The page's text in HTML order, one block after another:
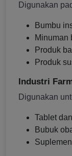
Digunakan
Bumbu
Minuman
Produk
Produk
Industri
Digunakan
Tablet
Bubuk
Suplemen